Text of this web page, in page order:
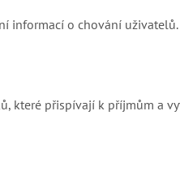
informací o chování uživatelů.
které přispívají k příjmům a